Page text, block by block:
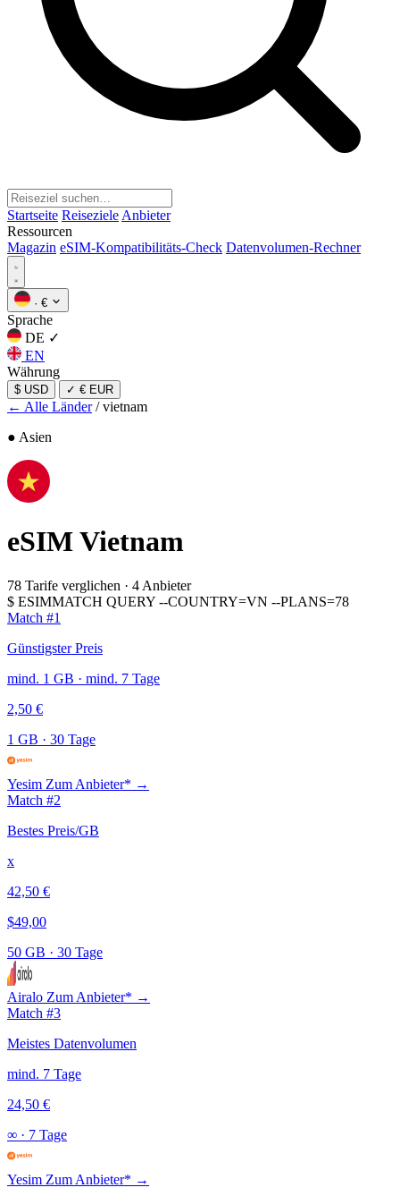
Startseite Reiseziele Anbieter
Ressourcen
Magazin eSIM-Kompatibilitäts-Check Datenvolumen-Rechner
· €
Sprache
DE ✓
EN
Währung
$ USD ✓ € EUR
← Alle Länder / vietnam
● Asien
eSIMVietnam
78 Tarife verglichen · 4 Anbieter
$ ESIMMATCH QUERY --COUNTRY=VN --PLANS=78
Match #1
Günstigster Preis
mind. 1 GB · mind. 7 Tage
2,50 €
1 GB · 30 Tage
Yesim Zum Anbieter* →
Match #2
Bestes Preis/GB
x
42,50 €
$49,00
50 GB · 30 Tage
Airalo Zum Anbieter* →
Match #3
Meistes Datenvolumen
mind. 7 Tage
24,50 €
∞ · 7 Tage
Yesim Zum Anbieter* →